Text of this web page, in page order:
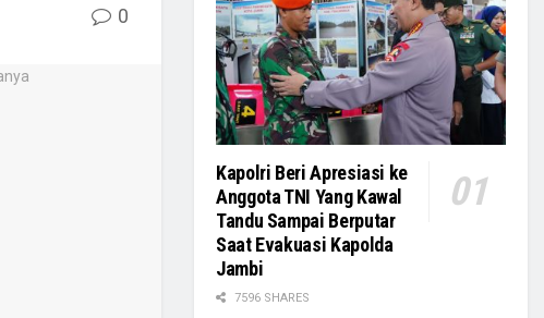
0
Kapolri Beri Apresiasi ke
Anggota TNI Yang Kawal
Tandu Sampai Berputar
Saat Evakuasi Kapolda
Jambi
7596 SHARES